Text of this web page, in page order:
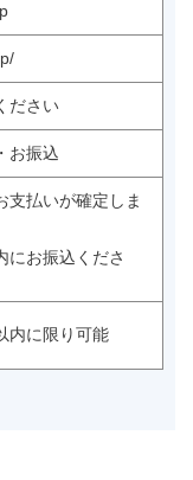
ださい
お振込
支払いが確定しま
にお振込くださ
内に限り可能